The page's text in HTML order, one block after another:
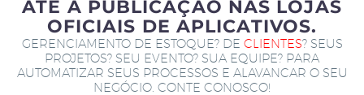
ATÉ A PUBLICAÇÃO NAS LOJAS
OFICIAIS DE APLICATIVOS.
GERENCIAMENTO DE ESTOQUE? DE CLIENTES? SEUS
PROJETOS? SEU EVENTO? SUA EQUIPE? PARA
AUTOMATIZAR SEUS PROCESSOS E ALAVANCAR O SEU
NEGÓCIO. CONTE CONOSCO!